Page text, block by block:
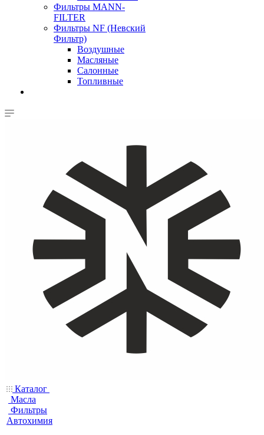
Фильтры MANN-
FILTER
Фильтры NF (Невский
Фильтр)
Воздушные
Масляные
Салонные
Топливные
Каталог
Масла
Фильтры
Автохимия